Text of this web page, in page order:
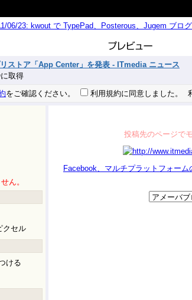
06/23: kwout で TypePad、Posterous、Jugem ブロ
ストア「App Center」を発表 - ITmedia ニュース
取得
をご確認ください。 利用規約に同意しました。
ん。
クセル
ける
投稿先のページで
Facebook、マルチプラットフォー